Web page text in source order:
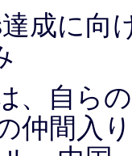
達成に
、自ら
仲間入